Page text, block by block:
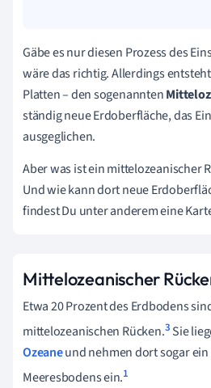
Gäbe es nur diesen Prozess des
wäre das richtig. Allerdings
Platten – den sogenannten
ständig neue Erdoberfläche, das
ausgeglichen.
Aber was ist ein mittelozeanischer
Und wie kann dort neue
findest Du unter anderem eine
Mittelozeanischer
Etwa 20 Prozent des Erdbodens
mittelozeanischen Rücken.3 Sie
Ozeaneund nehmen dort sogar
Meeresbodens ein.1